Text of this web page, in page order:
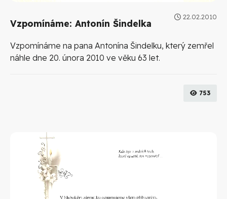
22.02.2010
Vzpomínáme: Antonín Šindelka
Vzpomínáme na pana Antonína Šindelku, který zemřel
náhle dne 20. února 2010 ve věku 63 let.
753